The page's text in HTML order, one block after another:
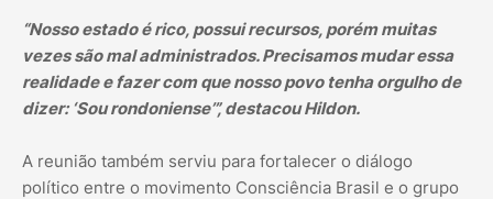
“Nosso estado é rico, possui recursos, porém muitas
vezes são mal administrados. Precisamos mudar essa
realidade e fazer com que nosso povo tenha orgulho de
dizer: ‘Sou rondoniense’”, destacou Hildon.
A reunião também serviu para fortalecer o diálogo
político entre o movimento Consciência Brasil e o grupo